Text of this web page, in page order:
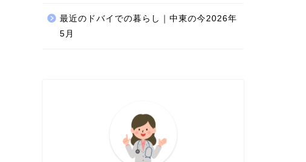
最近のドバイでの暮らし｜中東の今2026年
5月